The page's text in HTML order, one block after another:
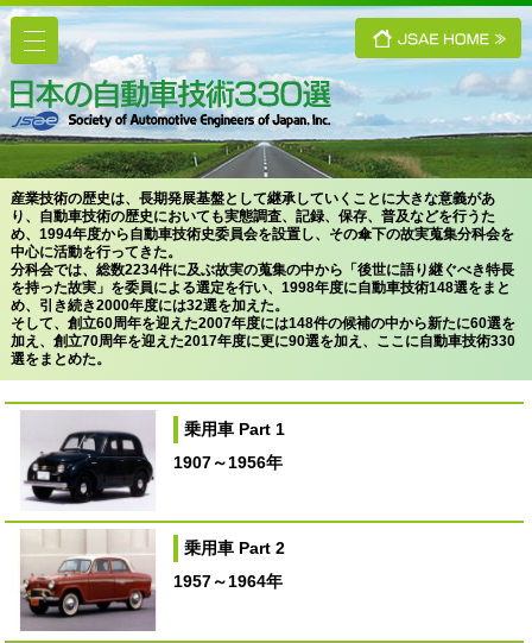
産業技術の歴史は、長期発展基盤として継承していくことに大きな意義があ
り、自動車技術の歴史においても実態調査、記録、保存、普及などを行うた
め、1994年度から自動車技術史委員会を設置し、その傘下の故実蒐集分科会を
中心に活動を行ってきた。
分科会では、総数2234件に及ぶ故実の蒐集の中から「後世に語り継ぐべき特長
を持った故実」を委員による選定を行い、1998年度に自動車技術148選をまと
め、引き続き2000年度には32選を加えた。
そして、創立60周年を迎えた2007年度には148件の候補の中から新たに60選を
加え、創立70周年を迎えた2017年度に更に90選を加え、ここに自動車技術330
選をまとめた。
乗用車 Part 1
1907～1956年
乗用車 Part 2
1957～1964年